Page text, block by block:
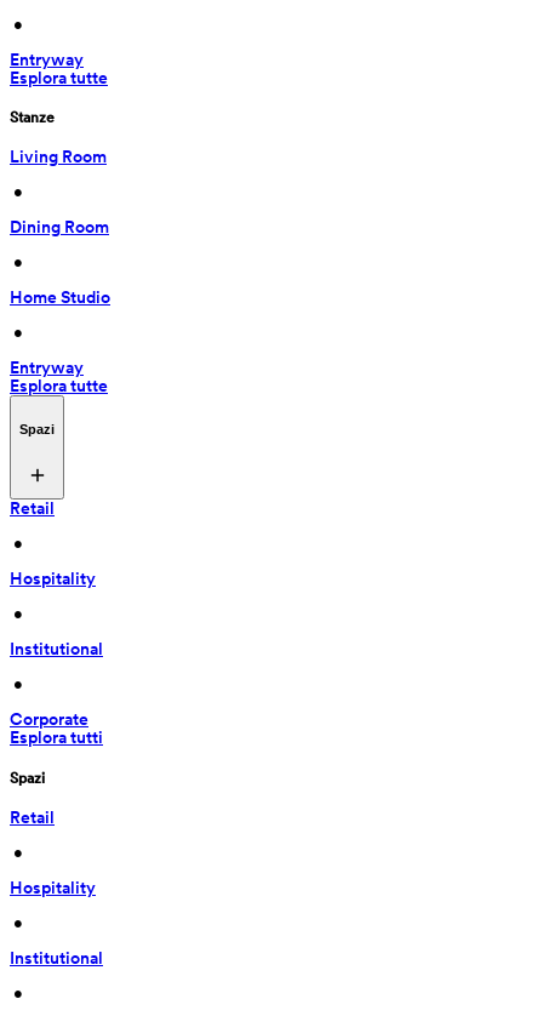
•
Entryway
Esplora tutte
Stanze
Living Room
•
Dining Room
•
Home Studio
•
Entryway
Esplora tutte
Spazi
Retail
•
Hospitality
•
Institutional
•
Corporate
Esplora tutti
Spazi
Retail
•
Hospitality
•
Institutional
•